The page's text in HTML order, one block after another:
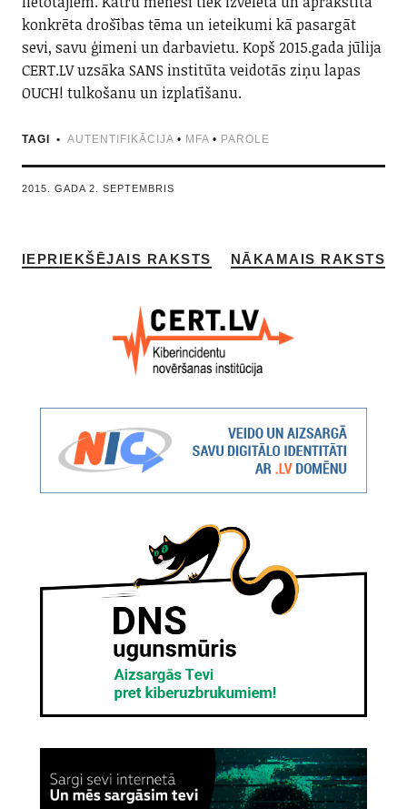
konkrēta drošības tēma un ieteikumi kā pasargāt
sevi, savu ģimeni un darbavietu. Kopš 2015.gada jūlija
CERT.LV uzsāka SANS institūta veidotās ziņu lapas
OUCH! tulkošanu un izplatīšanu.
TAGI AUTENTIFIKĀCIJA• MFA• PAROLE
2015. GADA 2. SEPTEMBRIS
IEPRIEKŠĒJAIS RAKSTS NĀKAMAIS RAKSTS